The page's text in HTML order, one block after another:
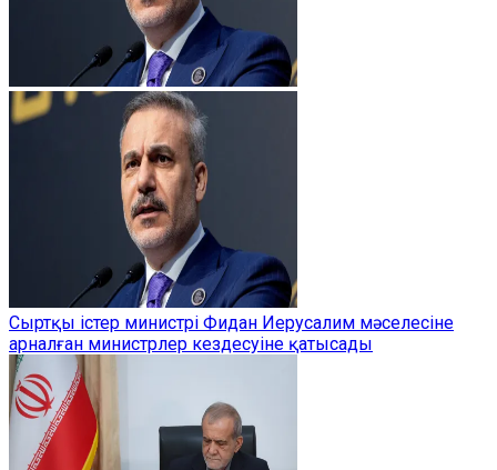
Сыртқы істер министрі Фидан Иерусалим мәселесіне
арналған министрлер кездесуіне қатысады